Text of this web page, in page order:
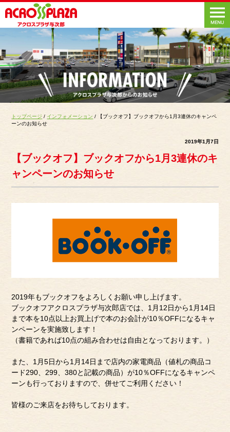
トップページ / インフォメーション / 【ブックオフ】ブックオフから1月3連休のキャンペ
ーンのお知らせ
2019年1月7日
【ブックオフ】ブックオフから1月3連休のキ
ャンペーンのお知らせ
2019年もブックオフをよろしくお願い申し上げます。
ブックオフアクロスプラザ与次郎店では、1月12日から1月14日
まで本を10点以上お買上げで本のお会計が10％OFFになるキャ
ンペーンを実施致します！
（書籍であれば10点の組み合わせは自由となっております。）
また、1月5日から1月14日まで店内の家電商品（値札の商品コ
ード290、299、380と記載の商品）が10％OFFになるキャンペ
ーンも行っておりますので、併せてご利用ください！
皆様のご来店をお待ちしております。